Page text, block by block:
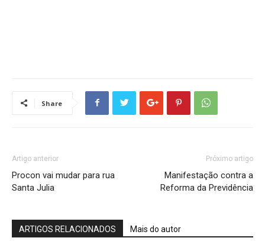
Share
Artigo anterior
Procon vai mudar para rua
Santa Julia
Próximo artigo
Manifestação contra a
Reforma da Previdência
ARTIGOS RELACIONADOS Mais do autor